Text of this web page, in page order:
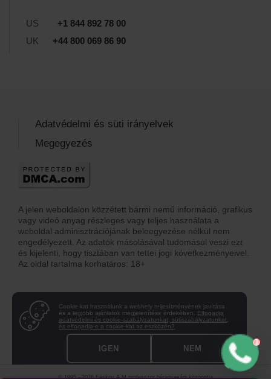
US
+1 844 892 78 00
UK
+44 800 069 86 90
A jelen weboldalon közzétett bármi nemű információ, grafikus
vagy videó anyag részleges vagy teljes használata a
weboldal adminisztrációjának beleegyezése nélkül nem
engedélyezett. Az adatok másolásával tudomásul veszi ezt
és kijelenti, hogy tisztában van tettei jogi következményeivel.
Az oldal tartalma korhatáros: 18+
Adatvédelmi és süti irányelvek
Megegyezés
Cookie-kat használunk a webhely teljesítményének javítása
és a legjobb ajánlatok megjelenítése érdekében. Elfogadja
adatvédelmi és cookie-szabályzatunkat, sütiszabályzatunkat,
és elfogadja-e a cookie-kat az eszközén?
IGEN NEM
© 1995 - 2026 Feskov A.M professzor béranyasági központja